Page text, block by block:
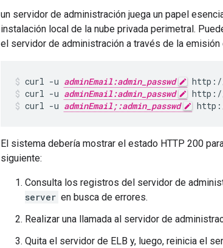
un servidor de administración juega un papel
instalación local de la nube privada perimetral.
el servidor de administración a través de la
curl -u adminEmail:admin_passwd
curl -u adminEmail:admin_passwd
http://
curl -u adminEmail;:admin_passwd
El sistema debería mostrar el estado HTTP 200
siguiente:
Consulta los registros del servidor de
server en busca de errores.
Realizar una llamada al servidor de
Quita el servidor de ELB y, luego, reinicia el